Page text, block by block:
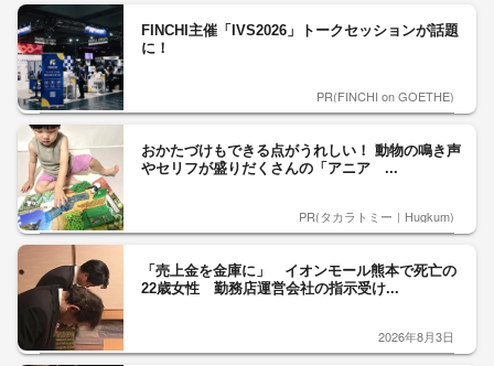
FINCHI主催「IVS2026」トークセッションが話題
に！
PR(FINCHI on GOETHE)
おかたづけもできる点がうれしい！ 動物の鳴き声
やセリフが盛りだくさんの「アニア ...
PR(タカラトミー｜Hugkum)
「売上金を金庫に」 イオンモール熊本で死亡の
22歳女性 勤務店運営会社の指示受け...
2026年8月3日